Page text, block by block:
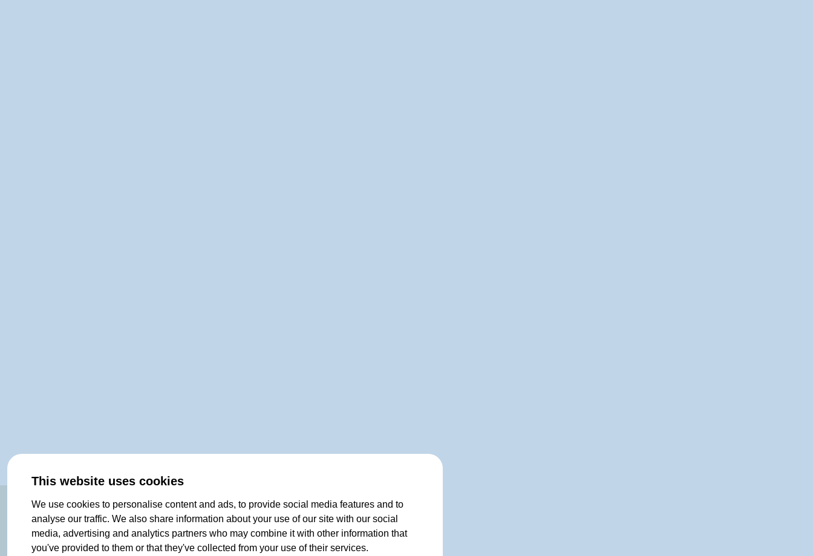
This website uses cookies
We use cookies to personalise content and ads, to provide social media features and to
analyse our traffic. We also share information about your use of our site with our social
media, advertising and analytics partners who may combine it with other information that
you've provided to them or that they've collected from your use of their services.